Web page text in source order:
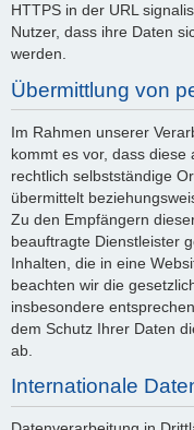
HTTPS in der URL
Nutzer, dass ihre Daten
werden.
Übermittlung von
Im Rahmen unserer
kommt es vor, dass diese
rechtlich selbstständige
übermittelt
Zu den Empfängern
beauftragte Dienstleister
Inhalten, die in eine
beachten wir die
insbesondere
dem Schutz Ihrer Daten
ab.
Internationale